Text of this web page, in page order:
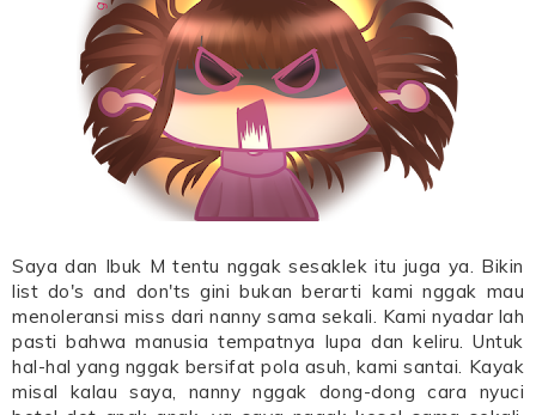
Saya dan Ibuk M tentu nggak sesaklek itu juga ya. Bikin
list do's and don'ts gini bukan berarti kami nggak mau
menoleransi miss dari nanny sama sekali. Kami nyadar lah
pasti bahwa manusia tempatnya lupa dan keliru. Untuk
hal-hal yang nggak bersifat pola asuh, kami santai. Kayak
misal kalau saya, nanny nggak dong-dong cara nyuci